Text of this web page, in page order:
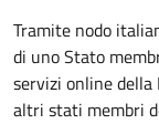
Tramite nodo
di uno Stato
servizi online
altri stati membri